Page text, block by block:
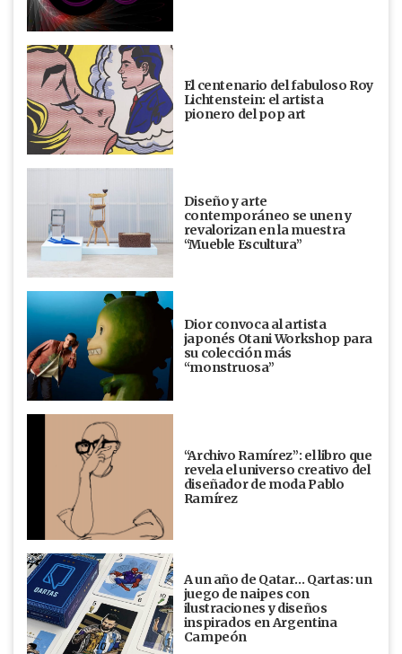
El centenario del fabuloso Roy
Lichtenstein: el artista
pionero del pop art
Diseño y arte
contemporáneo se unen y
revalorizan en la muestra
“Mueble Escultura”
Dior convoca al artista
japonés Otani Workshop para
su colección más
“monstruosa”
“Archivo Ramírez”: el libro que
revela el universo creativo del
diseñador de moda Pablo
Ramírez
A un año de Qatar… Qartas: un
juego de naipes con
ilustraciones y diseños
inspirados en Argentina
Campeón